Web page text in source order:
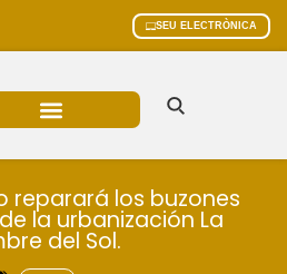
SEU ELECTRÒNICA
reparará los buzones
la urbanización La
del Sol.